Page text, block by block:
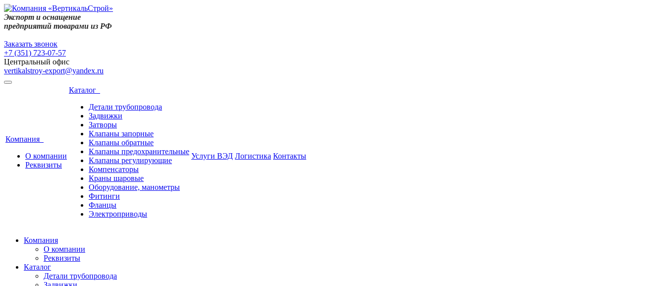
Экспорт и оснащение
предприятий товарами из РФ
Заказать звонок
+7 (351) 723-07-57
Центральный офис
vertikalstroy-export@yandex.ru
Компания
О компании
Реквизиты
Каталог
Детали трубопровода
Задвижки
Затворы
Клапаны запорные
Клапаны обратные
Клапаны предохранительные
Клапаны регулирующие
Компенсаторы
Краны шаровые
Оборудование, манометры
Фитинги
Фланцы
Электроприводы
Услуги ВЭД Логистика Контакты
Компания
О компании
Реквизиты
Каталог
Детали трубопровода